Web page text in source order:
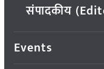
संपादकीय
Events